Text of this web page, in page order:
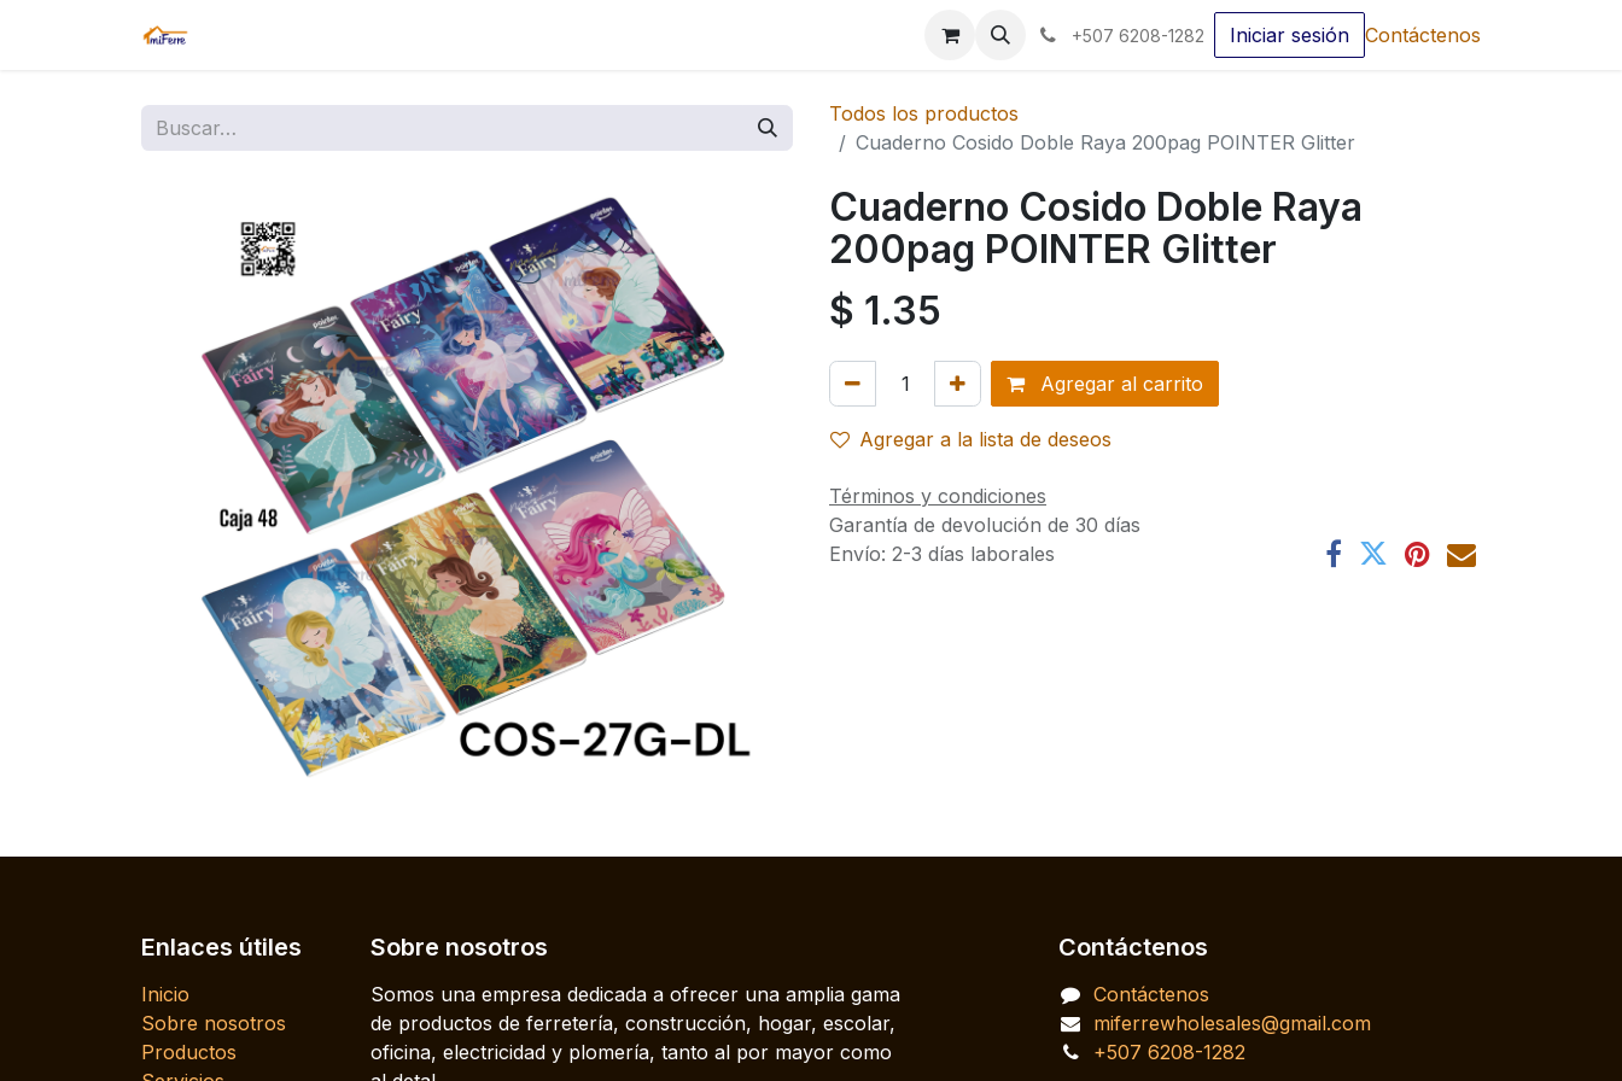
+507 6208-1282 Iniciar sesión Contáctenos
Todos los productos
Cuaderno Cosido Doble Raya 200pag POINTER Glitter
Cuaderno Cosido Doble Raya
200pag POINTER Glitter
$ 1.35
Agregar al carrito
Agregar a la lista de deseos
Términos y condiciones
Garantía de devolución de 30 días
Envío: 2-3 días laborales
Enlaces útiles
Inicio
Sobre nosotros
Productos
Sobre nosotros
Somos una empresa dedicada a ofrecer una amplia gama
de productos de ferretería, construcción, hogar, escolar,
oficina, electricidad y plomería, tanto al por mayor como
Contáctenos
Contáctenos
miferrewholesales@gmail.com
+507 6208-1282